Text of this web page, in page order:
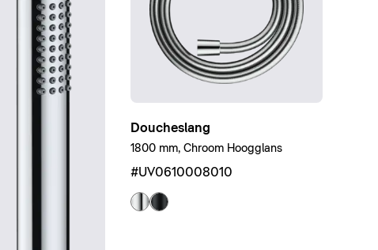
Doucheslang
1800 mm, Chroom Hoogglans
#UV0610008010